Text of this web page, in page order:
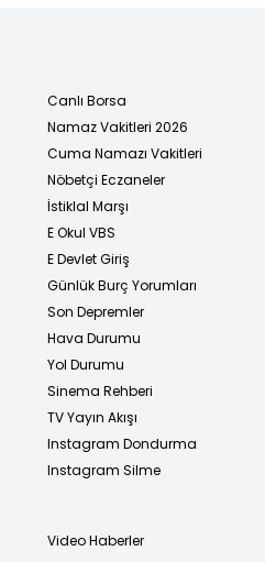
Canlı Borsa
Namaz Vakitleri 2026
Cuma Namazı Vakitleri
Nöbetçi Eczaneler
İstiklal Marşı
E Okul VBS
E Devlet Giriş
Günlük Burç Yorumları
Son Depremler
Hava Durumu
Yol Durumu
Sinema Rehberi
TV Yayın Akışı
Instagram Dondurma
Instagram Silme
Video Haberler